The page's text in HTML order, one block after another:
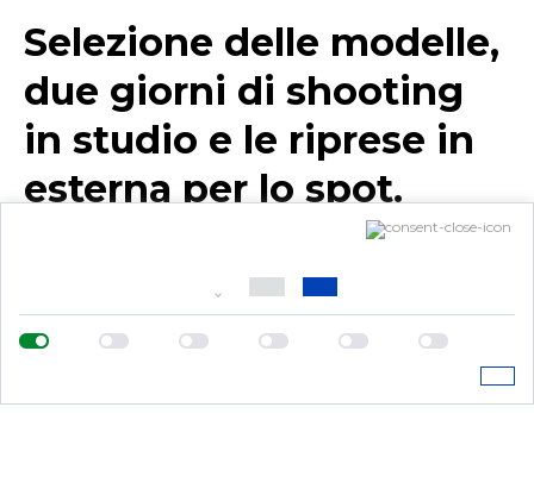
Selezione delle modelle,
due giorni di shooting
in studio e le riprese in
esterna per lo spot.
ThemaCreart.